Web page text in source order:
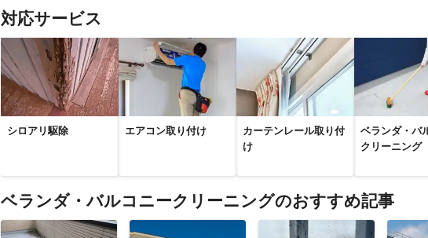
対応サービス
シロアリ駆除 エアコン取り付け
カーテンレール取り付
け
ベランダ・バ
クリーニング
ベランダ・バルコニークリーニングのおすすめ記事